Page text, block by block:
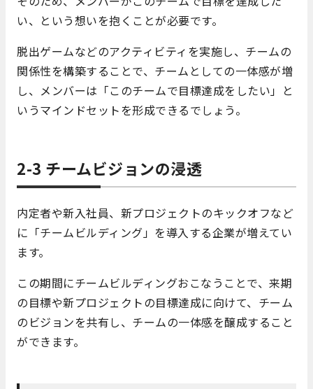
い、という想いを抱くことが必要です。
脱出ゲームなどのアクティビティを実施し、チームの
関係性を構築することで、チームとしての一体感が増
し、メンバーは「このチームで目標達成をしたい」と
いうマインドセットを形成できるでしょう。
2-3 チームビジョンの浸透
内定者や新入社員、新プロジェクトのキックオフなど
に「チームビルディング」を導入する企業が増えてい
ます。
この期間にチームビルディングおこなうことで、来期
の目標や新プロジェクトの目標達成に向けて、チーム
のビジョンを共有し、チームの一体感を醸成すること
ができます。